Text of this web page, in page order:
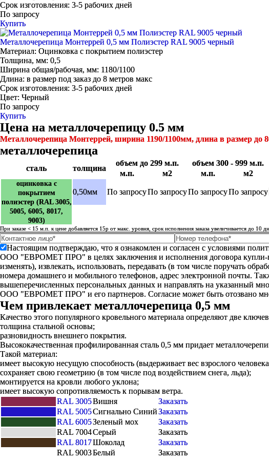
Срок изготовления: 3-5 рабочих дней
По запросу
Купить
Металлочерепица Монтеррей 0,5 мм Полиэстер RAL 9005 черный
Материал: Оцинковка с покрытием полиэстер
Толщина, мм: 0,5
Ширина общая/рабочая, мм: 1180/1100
Длина: в размер под заказ до 8 метров макс
Срок изготовления: 3-5 рабочих дней
Цвет: Черный
По запросу
Купить
Цена на металлочерепицу 0.5 мм
Металлочерепица Монтеррей, ширина 1190/1100мм, длина в размер до
металлочерепица
сталь толщина
объем до 299 м.п. объем 300 - 999 м.п.
м.п.
м2 м.п. м2
оцинковка с
покрытием
полиэстер (RAL 3005,
5005, 6005, 8017,
9003)
0,50мм По запросуПо запросуПо запросуПо запросу
При заказе < 15 м.п. к цене добавляется 15р от макс. уровня, срок исполнения заказа увеличивается до 10
Настоящим подтверждаю, что я ознакомлен и согласен с условиями
ООО "ЕВРОМЕТ ПРО" в целях заключения и исполнения договора купли-
изменять), извлекать, использовать, передавать (в том числе поручать
номера домашнего и мобильного телефонов, адрес электронной почты.
вышеперечисленных персональных данных и направлять на указанный
ООО "ЕВРОМЕТ ПРО" и его партнеров. Согласие может быть отозвано
Чем привлекает металлочерепица 0,5 мм
Качество этого популярного кровельного материала определяют две
толщина стальной основы;
разновидность внешнего покрытия.
Высококачественная профилированная сталь 0,5 мм придает
Такой материал:
имеет высокую несущую способность (выдерживает вес взрослого
сохраняет свою геометрию (в том числе под воздействием снега, льда);
монтируется на кровли любого уклона;
имеет высокую сопротивляемость к порывам ветра.
RAL 3005Вишня
Заказать
RAL 5005Сигнально СинийЗаказать
RAL 6005Зеленый мох
Заказать
RAL 7004Серый
Заказать
RAL 8017Шоколад
Заказать
RAL 9003Белый Заказать